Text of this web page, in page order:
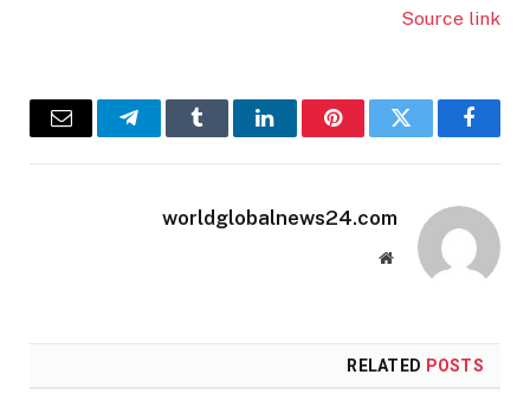
Source link
Facebook
Twitter
Pinterest
LinkedIn
Tumblr
Telegram
Email
worldglobalnews24.com
Website
RELATED POSTS